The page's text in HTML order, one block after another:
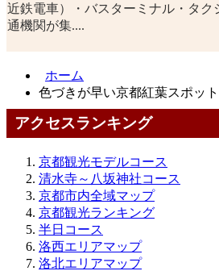
近鉄電車）・バスターミナル・タク
通機関が集....
ホーム
色づきが早い京都紅葉スポット
アクセスランキング
京都観光モデルコース
清水寺～八坂神社コース
京都市内全域マップ
京都観光ランキング
半日コース
洛西エリアマップ
洛北エリアマップ